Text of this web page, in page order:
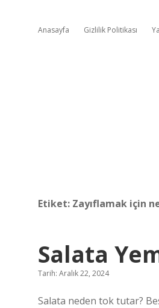
Anasayfa Gizlilik Politikası
Etiket: Zayıflamak için
Salata
Tarih: Aralık 22, 2024
Salata neden tok tutar?